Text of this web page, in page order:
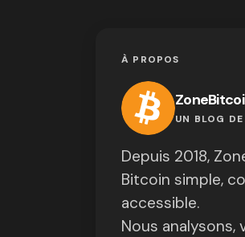
À PROPOS
UN BLOG
Depuis 2018,
Bitcoin simple,
accessible.
Nous analysons,